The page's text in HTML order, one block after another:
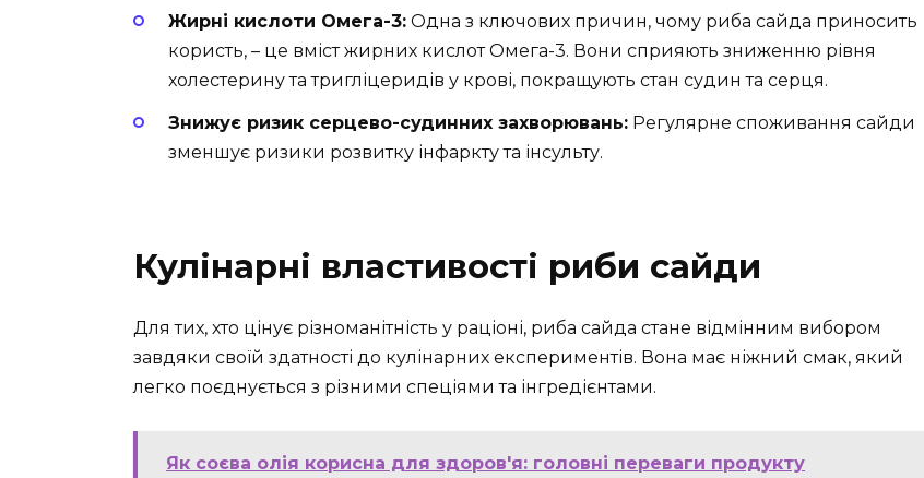
Жирні кислоти Омега-3: Одна з ключових причин, чому риба сайда приносить
користь, – це вміст жирних кислот Омега-3. Вони сприяють зниженню рівня
холестерину та тригліцеридів у крові, покращують стан судин та серця.
Знижує ризик серцево-судинних захворювань: Регулярне споживання сайди
зменшує ризики розвитку інфаркту та інсульту.
Кулінарні властивості риби сайди
Для тих, хто цінує різноманітність у раціоні, риба сайда стане відмінним вибором
завдяки своїй здатності до кулінарних експериментів. Вона має ніжний смак, який
легко поєднується з різними спеціями та інгредієнтами.
Як соєва олія корисна для здоров'я: головні переваги продукту